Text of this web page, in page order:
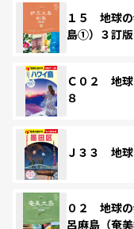
１５ 地球
島①）３訂版
Ｃ０２ 地
８
Ｊ３３ 地
０２ 地球
呂麻島（奄